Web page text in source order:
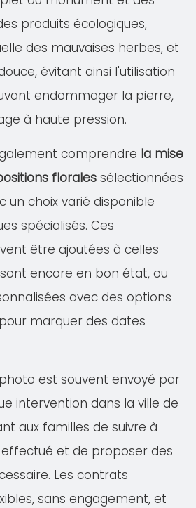
produits écologiques,
des mauvaises herbes, et
évitant ainsi l'utilisation
endommager la pierre,
à haute pression.
comprendre la mise
florales sélectionnées
un choix varié disponible
spécialisés. Ces
être ajoutées à celles
encore en bon état, ou
avec des options
marquer des dates
est souvent envoyé par
intervention dans la ville de
aux familles de suivre à
et de proposer des
Les contrats
sans engagement, et